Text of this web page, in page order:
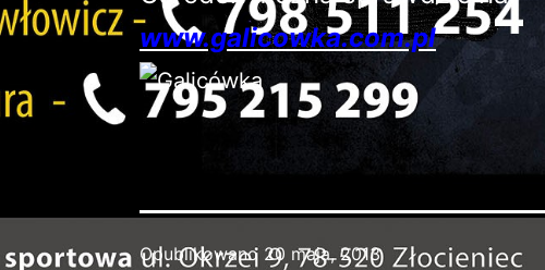
www.galicowka.com.pl
Opublikowano 20 maja, 2013